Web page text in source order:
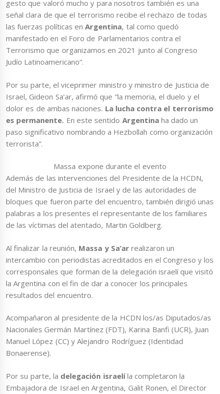
gesto que valoró mucho y para nosotros también es una
señal clara de que el terrorismo recibe el rechazo de todas
las fuerzas políticas enArgentina, tal como quedó
manifestado en el Foro de Parlamentarios contra el
Terrorismo que organizamos en 2021 junto al Congreso
Judío Latinoamericano”.
Por su parte, el viceprimer ministro y ministro de Justicia de
Israel, Gideon Sa’ar, afirmó que “la memoria, el duelo y el
dolor es de ambas naciones. La lucha contra el terrorismo
es permanente. En este sentido Argentina ha dado un
paso significativo nombrando a Hezbollah como organización
terrorista”.
Massa expone durante el evento
Además de las intervenciones del Presidente de la HCDN,
del Ministro de Justicia de Israel y de las autoridades de
bloques que fueron parte del encuentro, también dirigió unas
palabras a los presentes el representante de los familiares
de las víctimas del atentado, Martin Goldberg.
Al finalizar la reunión, Massa y Sa’arrealizaron un
intercambio con periodistas acreditados en el Congreso y los
corresponsales que forman de la delegación israelí que visitó
la Argentina con el fin de dar a conocer los principales
resultados del encuentro.
Acompañaron al presidente de la HCDN los/as Diputados/as
Nacionales Germán Martínez (FDT), Karina Banfi (UCR), Juan
Manuel López (CC) y Alejandro Rodríguez (Identidad
Bonaerense).
Por su parte, la delegación israelíla completaron la
Embajadora de Israel en Argentina, Galit Ronen, el Director